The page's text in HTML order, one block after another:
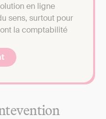
en ligne
sens, surtout pour
la comptabilité